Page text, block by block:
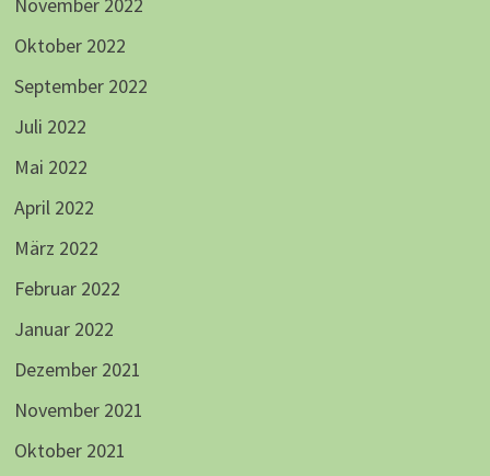
Oktober 2022
September 2022
Juli 2022
Mai 2022
April 2022
März 2022
Februar 2022
Januar 2022
Dezember 2021
November 2021
Oktober 2021